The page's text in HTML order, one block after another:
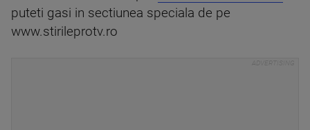
puteti gasi in sectiunea speciala de pe
www.stirileprotv.ro